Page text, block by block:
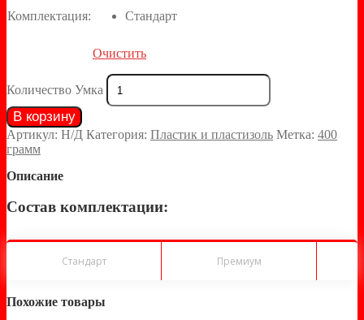
Комплектация:
Стандарт
Очистить
Количество Умка
В корзину
Артикул: Н/Д Категория: Пластик и пластизоль Метка: 400
грамм
Описание
Состав комплектации:
Стандарт Премиум
Похожие товары